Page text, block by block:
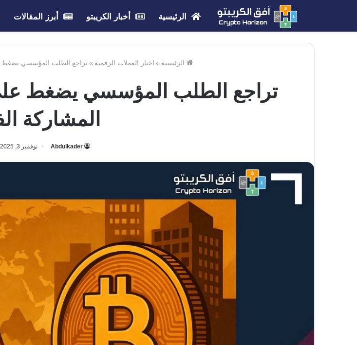
الرئيسية أخبار الكريبتو أبرز المقالات
الرئيسية » اخبار العملات الرقمية »تراجع الطلب المؤسسي يضغط
تراجع الطلب المؤسسي يضغط
المشاركة
Abdulkader نوفمبر 3, 2025